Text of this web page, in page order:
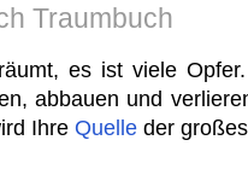
Traumbuch
es ist viele
abbauen und
Ihre Quelle der